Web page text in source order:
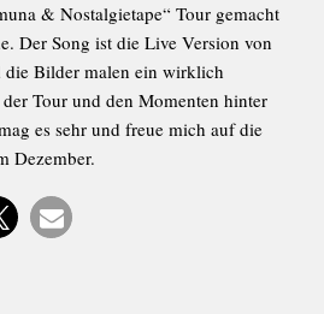
& Nostalgietape“ Tour gemacht
Der Song ist die Live Version von
die Bilder malen ein wirklich
Tour und den Momenten hinter
es sehr und freue mich auf die
Dezember.